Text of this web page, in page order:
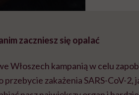
zaczniesz się opalać
Włoszech kampanią w celu
przebycie zakażenia SARS-CoV-2,